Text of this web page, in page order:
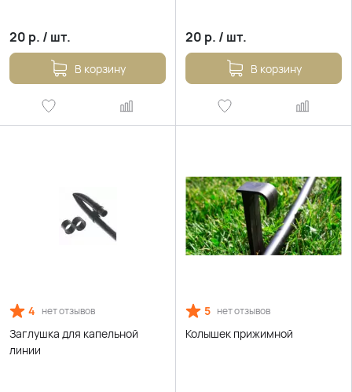
20 р. / шт.
В корзину
20 р. / шт.
В корзину
4 нет отзывов
Заглушка для капельной
линии
5 нет отзывов
Колышек прижимной